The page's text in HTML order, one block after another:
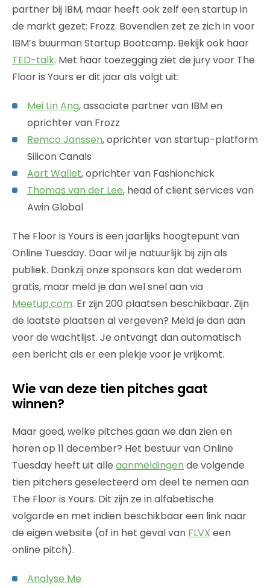
partner bij IBM, maar heeft ook zelf een startup in
de markt gezet: Frozz. Bovendien zet ze zich in voor
IBM’s buurman Startup Bootcamp. Bekijk ook haar
TED-talk. Met haar toezegging ziet de jury voor The
Floor is Yours er dit jaar als volgt uit:
Mei Lin Ang, associate partner van IBM en
oprichter van Frozz
Remco Janssen, oprichter van startup-platform
Silicon Canals
Aart Wallet, oprichter van Fashionchick
Thomas van der Lee, head of client services van
Awin Global
The Floor is Yours is een jaarlijks hoogtepunt van
Online Tuesday. Daar wil je natuurlijk bij zijn als
publiek. Dankzij onze sponsors kan dat wederom
gratis, maar meld je dan wel snel aan via
Meetup.com. Er zijn 200 plaatsen beschikbaar. Zijn
de laatste plaatsen al vergeven? Meld je dan aan
voor de wachtlijst. Je ontvangt dan automatisch
een bericht als er een plekje voor je vrijkomt.
Wie van deze tien pitches gaat
winnen?
Maar goed, welke pitches gaan we dan zien en
horen op 11 december? Het bestuur van Online
Tuesday heeft uit alle aanmeldingen de volgende
tien pitchers geselecteerd om deel te nemen aan
The Floor is Yours. Dit zijn ze in alfabetische
volgorde en met indien beschikbaar een link naar
de eigen website (of in het geval van FLVX een
online pitch).
Analyse Me